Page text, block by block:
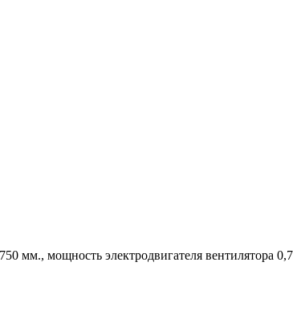
мм., мощность электродвигателя вентилятора